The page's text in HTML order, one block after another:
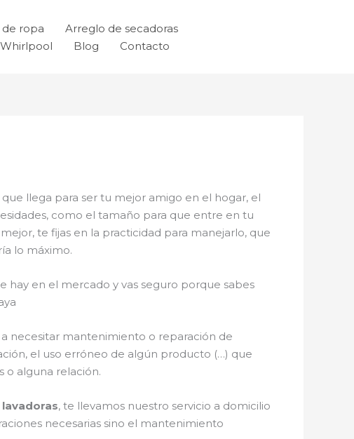
de ropa
Arreglo de secadoras
Whirlpool Blog Contacto
que llega para ser tu mejor amigo en el hogar, el
como el tamaño para que entre en tu
te fijas en la practicidad para manejarlo, que
lo máximo.
hay en el mercado y vas seguro porque sabes
necesitar mantenimiento o reparación de
el uso erróneo de algún producto (…) que
o alguna relación.
, te llevamos nuestro servicio a domicilio
necesarias sino el mantenimiento